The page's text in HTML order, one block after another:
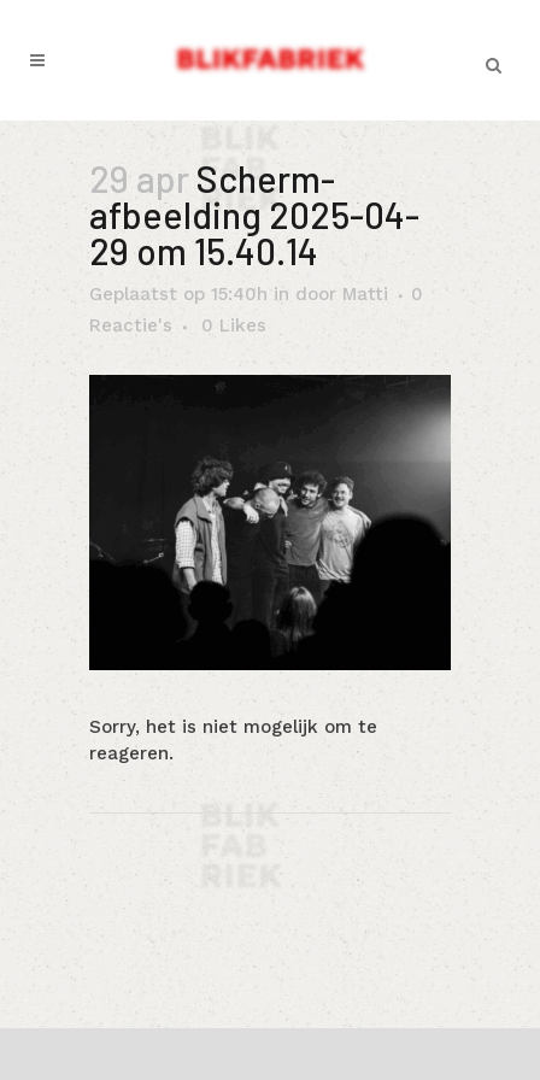
29 aprScherm­
afbeelding 2025-04-
29 om 15.40.14
Geplaatst op 15:40h in door Matti
0
Reactie's
0 Likes
Sorry, het is niet mogelijk om te
reageren.